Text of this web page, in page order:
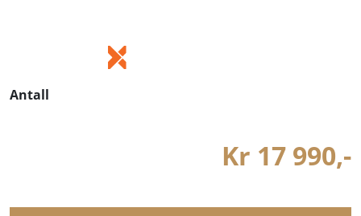
Antall
Kr 17 990,-